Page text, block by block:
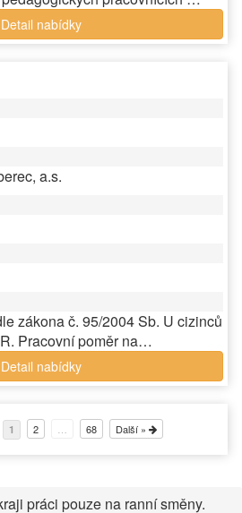
Detail nabídky
a.s.
zákona č. 95/2004 Sb. U cizinců
Pracovní poměr na…
Detail nabídky
1 2 68 Další »
práci pouze na ranní směny.